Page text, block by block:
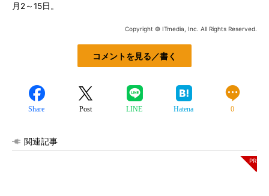
月2～15日。
Copyright © ITmedia, Inc. All Rights Reserved.
コメントを見る／書く
Share Post LINE Hatena 0
関連記事